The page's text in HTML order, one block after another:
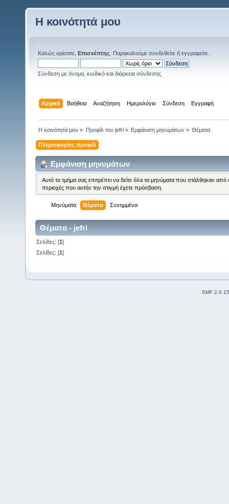
Η κοινότητά μου
Καλώς ορίσατε, Επισκέπτης . Παρακαλούμε συνδεθείτε ή εγγραφείτε
Σύνδεση με όνομα, κωδικό και διάρκεια σύνδεσης
Αρχική Βοήθεια Αναζήτηση Ημερολόγιο Σύνδεση Εγγραφή
Η κοινότητά μου » Προφίλ του jefri» Εμφάνιση μηνυμάτων » Θέματα
Πληροφορίες προφίλ
Εμφάνιση μηνυμάτων
Αυτό το τμήμα σας επιτρέπει να δείτε όλα τα μηνύματα που στάλθηκαν
περιοχές που αυτήν την στιγμή έχετε πρόσβαση.
Μηνύματα Θέματα Συνημμένα
Θέματα - jefri
Σελίδες: [1]
Σελίδες: [1]
SMF 2.0.15